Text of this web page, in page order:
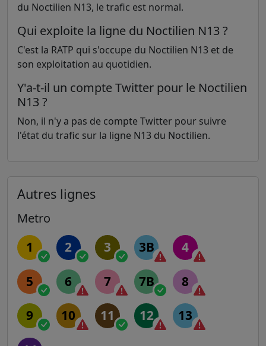
du Noctilien N13, le trafic est normal.
Qui exploite la ligne du Noctilien N13 ?
C'est la RATP qui s'occupe du Noctilien N13 et de
son exploitation au quotidien.
Y'a-t-il un compte Twitter pour le Noctilien
N13 ?
Non, il n'y a pas de compte Twitter pour suivre
l'état du trafic sur la ligne N13 du Noctilien.
Autres lignes
Metro
1 2 3 3B 4
5 6 7 7B 8
9 10 11 12 13